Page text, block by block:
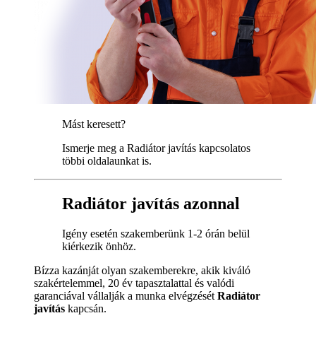
Mást keresett?
Ismerje meg a Radiátor javítás kapcsolatos
többi oldalaunkat is.
Radiátor javítás azonnal
Igény esetén szakemberünk 1-2 órán belül
kiérkezik önhöz.
Bízza kazánját olyan szakemberekre, akik kiváló
szakértelemmel, 20 év tapasztalattal és valódi
garanciával vállalják a munka elvégzését Radiátor
javítás kapcsán.